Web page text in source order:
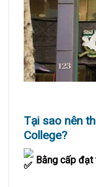
Tại sao nên
College?
Bằng cấp đạt